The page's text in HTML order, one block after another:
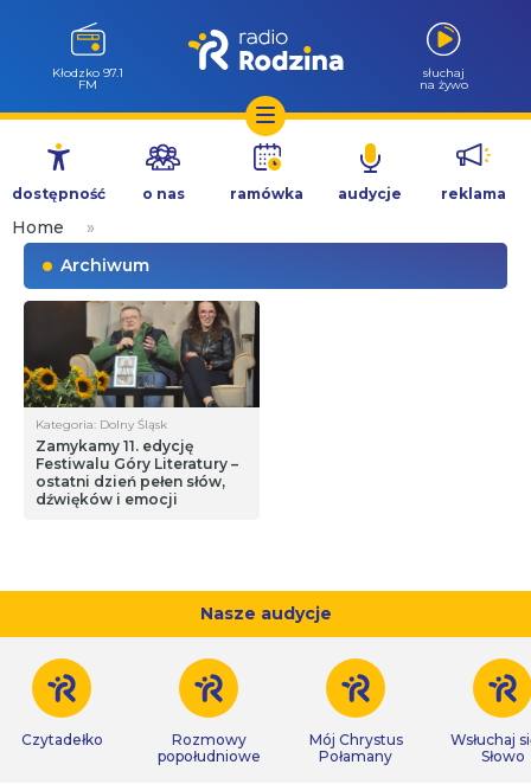
Przejdź
treści
Kłodzko 97.1
FM
słuchaj
na żywo
dostępność o nas ramówka audycje reklama
Home
»
Archiwum
Kategoria: Dolny Śląsk
Zamykamy 11. edycję
Festiwalu Góry Literatury –
ostatni dzień pełen słów,
dźwięków i emocji
Nasze audycje
Czytadełko
Rozmowy
popołudniowe
Mój Chrystus
Połamany
Wsłuchaj
Słowo